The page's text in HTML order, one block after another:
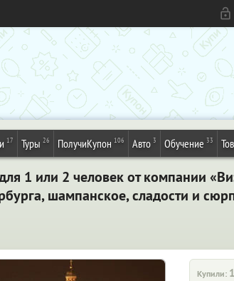
17 Туры 26 ПолучиКупон 106 Авто 3 Обучение 33
1 или 2 человек от компании
шампанское, сладости и
Купили: